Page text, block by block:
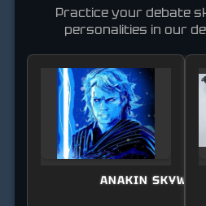
Practice your debate
personalities in our
ANAKIN